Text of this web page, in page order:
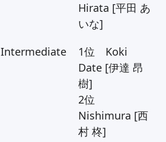
Hirata [平田 あ
いな]
Intermediate
1位 Koki
Date [伊達 昂
樹]
2位
Nishimura [西
村 柊]